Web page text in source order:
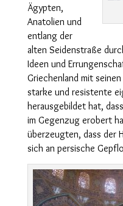
Ägypten,
Anatolien und
entlang der
alten Seidenstraße
Ideen und
Griechenland mit
starke und resistente
herausgebildet hat,
im Gegenzug erobert
überzeugten, dass der
sich an persische